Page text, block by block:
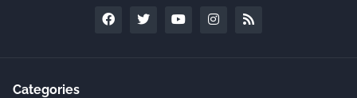
Categories